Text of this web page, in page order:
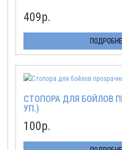
409р.
СТОПОРА ДЛЯ БОЙЛОВ
УП.)
100р.